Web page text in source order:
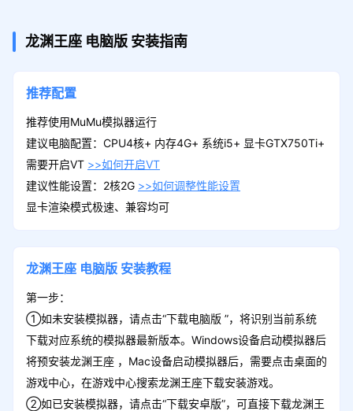
龙渊王座 电脑版 安装指南
推荐配置
推荐使用MuMu模拟器运行
建议电脑配置：CPU4核+ 内存4G+ 系统i5+ 显卡GTX750Ti+
需要开启VT >>如何开启VT
建议性能设置：2核2G >>如何调整性能设置
显卡渲染模式极速、兼容均可
龙渊王座 电脑版 安装教程
第一步：
①如未安装模拟器，请点击“下载电脑版 ”，将识别当前系统
下载对应系统的模拟器最新版本。Windows设备启动模拟器后
将预安装龙渊王座 ，Mac设备启动模拟器后，需要点击桌面的
游戏中心，在游戏中心搜索龙渊王座下载安装游戏。
②如已安装模拟器，请点击“下载安卓版”，可直接下载龙渊王